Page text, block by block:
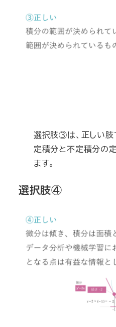
選択肢③は、正しい肢
定積分と不定積分の
ます。
選択肢④